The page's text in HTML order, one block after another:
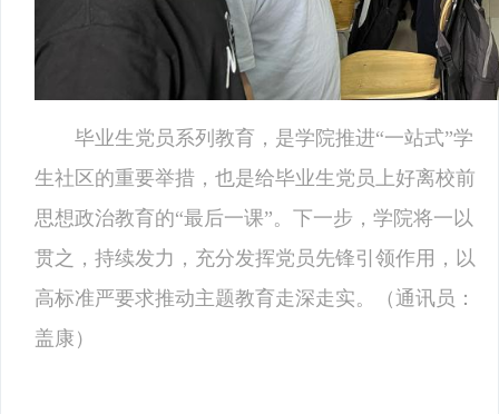
毕业生党员系列教育，是学院推进“一站式”学
生社区的重要举措，也是给毕业生党员上好离校前
思想政治教育的“最后一课”。下一步，学院将一以
贯之，持续发力，充分发挥党员先锋引领作用，以
高标准严要求推动主题教育走深走实。（通讯员：
盖康）